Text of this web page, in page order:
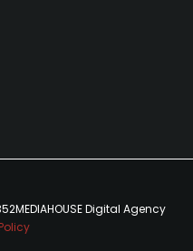
Digital Agency